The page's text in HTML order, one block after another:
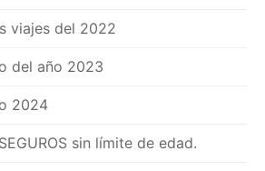
viajes del 2022
del año 2023
2024
sin límite de edad.